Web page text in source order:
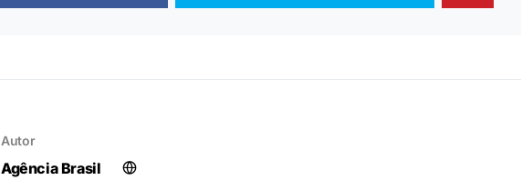
Autor
Agência Brasil